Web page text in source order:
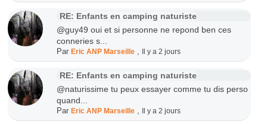
RE: Enfants en camping naturiste
@guy49 oui et si personne ne repond ben ces
conneries s...
Par Eric ANP Marseille, Il y a 2 jours
RE: Enfants en camping naturiste
@naturissime tu peux essayer comme tu dis perso
quand...
Par Eric ANP Marseille, Il y a 2 jours